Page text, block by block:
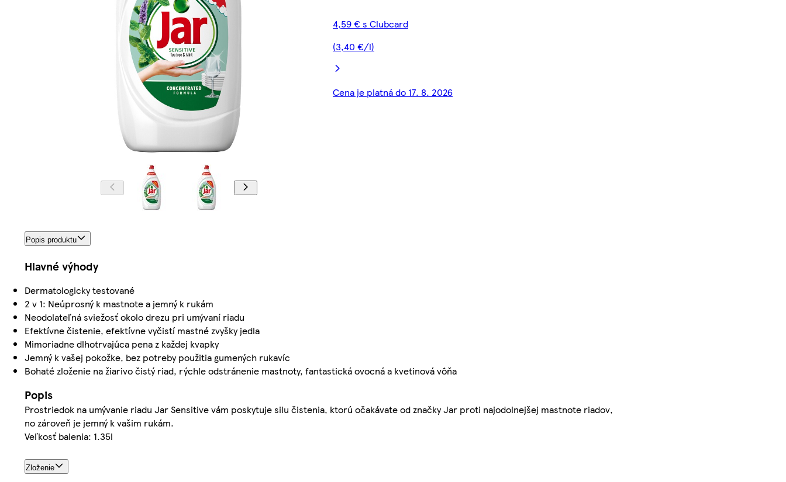
4,59 € s Clubcard
(3,40 €/l)
Cena je platná do 17. 8. 2026
Popis produktu
Hlavné výhody
Dermatologicky testované
2 v 1: Neúprosný k mastnote a jemný k rukám
Neodolateľná sviežosť okolo drezu pri umývaní riadu
Efektívne čistenie, efektívne vyčistí mastné zvyšky jedla
Mimoriadne dlhotrvajúca pena z každej kvapky
Jemný k vašej pokožke, bez potreby použitia gumených rukavíc
Bohaté zloženie na žiarivo čistý riad, rýchle odstránenie mastnoty, fantastická ovocná a kvetinová vôňa
Popis
Prostriedok na umývanie riadu Jar Sensitive vám poskytuje silu čistenia, ktorú očakávate od značky Jar proti najodolnejšej mastnote riadov,
no zároveň je jemný k vašim rukám.
Veľkosť balenia: 1.35l
Zloženie